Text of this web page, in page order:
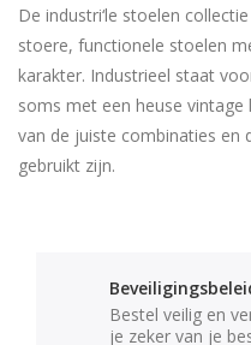
De industri‘le stoelen
stoere, functionele stoelen
karakter. Industrieel staat
soms met een heuse
van de juiste combinaties en
gebruikt zijn.
Bestel veilig en
je zeker van je